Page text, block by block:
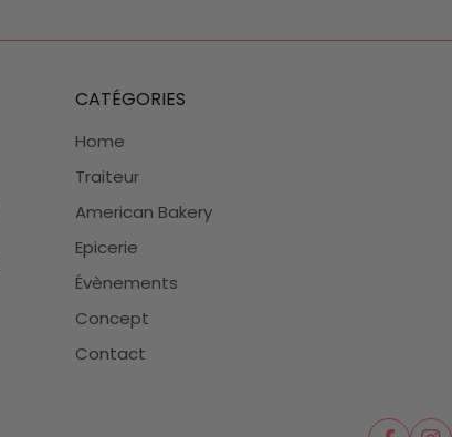
CATÉGORIES
Home
Traiteur
American Bakery
Epicerie
Évènements
Concept
Contact